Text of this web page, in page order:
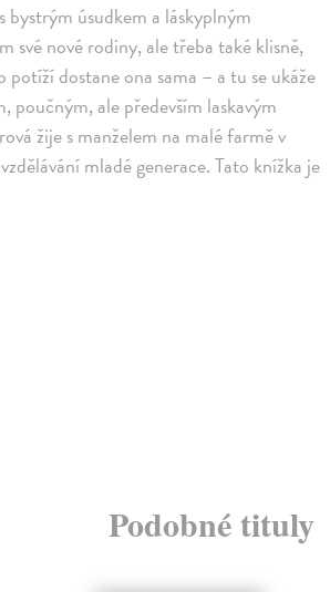
bystrým úsudkem a láskyplným
své nové rodiny, ale třeba také klisně,
dostane ona sama – a tu se ukáže
ale především laskavým
žije s manželem na malé farmě v
mladé generace. Tato knížka je
Podobné tituly